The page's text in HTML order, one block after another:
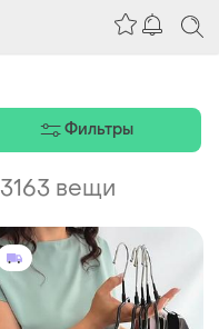
3163 вещи
Фильтры